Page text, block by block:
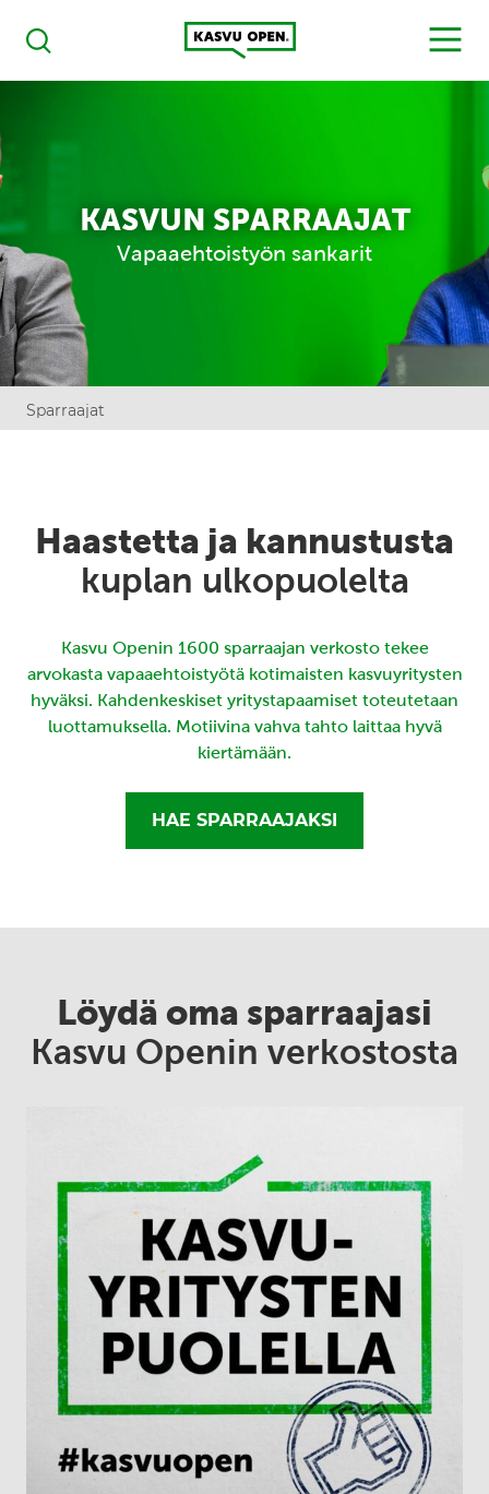
Haku
Kasvu Open
MENU
KASVUN SPARRAAJAT
Vapaaehtoistyön sankarit
Sparraajat
Haastetta ja kannustusta
kuplan ulkopuolelta
Kasvu Openin 1600 sparraajan verkosto tekee
arvokasta vapaaehtoistyötä kotimaisten kasvuyritysten
hyväksi. Kahdenkeskiset yritystapaamiset toteutetaan
luottamuksella. Motiivina vahva tahto laittaa hyvä
kiertämään.
HAE SPARRAAJAKSI
Löydä oma sparraajasi
Kasvu Openin verkostosta